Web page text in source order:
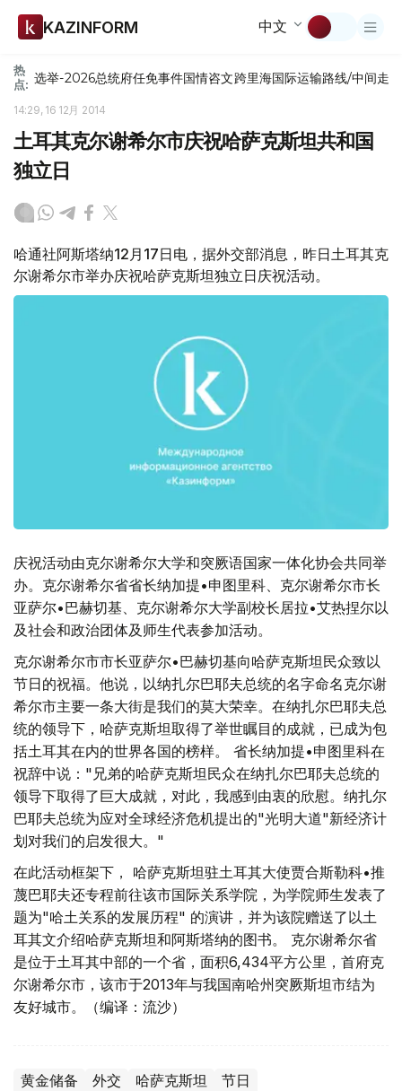
KAZINFORM 中文
热
点: 选举-2026总统府任免事件国情咨文跨里海国际运输路线/中间走廊
14:29, 16 12月 2014
土耳其克尔谢希尔市庆祝哈萨克斯坦共和国
独立日
哈通社阿斯塔纳12月17日电，据外交部消息，昨日土耳其克
尔谢希尔市举办庆祝哈萨克斯坦独立日庆祝活动。
庆祝活动由克尔谢希尔大学和突厥语国家一体化协会共同举
办。克尔谢希尔省省长纳加提•申图里科、克尔谢希尔市长
亚萨尔•巴赫切基、克尔谢希尔大学副校长居拉•艾热捏尔以
及社会和政治团体及师生代表参加活动。
克尔谢希尔市市长亚萨尔•巴赫切基向哈萨克斯坦民众致以
节日的祝福。他说，以纳扎尔巴耶夫总统的名字命名克尔谢
希尔市主要一条大街是我们的莫大荣幸。在纳扎尔巴耶夫总
统的领导下，哈萨克斯坦取得了举世瞩目的成就，已成为包
括土耳其在内的世界各国的榜样。 省长纳加提•申图里科在
祝辞中说："兄弟的哈萨克斯坦民众在纳扎尔巴耶夫总统的
领导下取得了巨大成就，对此，我感到由衷的欣慰。纳扎尔
巴耶夫总统为应对全球经济危机提出的"光明大道"新经济计
划对我们的启发很大。"
在此活动框架下， 哈萨克斯坦驻土耳其大使贾合斯勒科•推
蔑巴耶夫还专程前往该市国际关系学院，为学院师生发表了
题为"哈土关系的发展历程" 的演讲，并为该院赠送了以土
耳其文介绍哈萨克斯坦和阿斯塔纳的图书。 克尔谢希尔省
是位于土耳其中部的一个省，面积6,434平方公里，首府克
尔谢希尔市，该市于2013年与我国南哈州突厥斯坦市结为
友好城市。（编译：流沙）
黄金储备 外交 哈萨克斯坦 节日